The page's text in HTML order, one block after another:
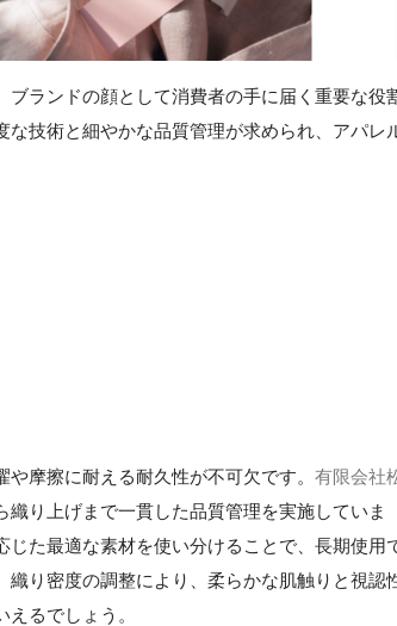
ランドの顔として消費者の手に届く重要な役
技術と細やかな品質管理が求められ、アパレ
摩擦に耐える耐久性が不可欠です。 有限会社
り上げまで一貫した品質管理を実施していま
た最適な素材を使い分けることで、長期使用
り密度の調整により、柔らかな肌触りと視認
るでしょう。